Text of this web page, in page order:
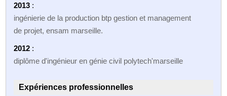
2013 :
ingénierie de la production btp gestion et management
de projet, ensam marseille.
2012 :
diplôme d'ingénieur en génie civil polytech'marseille
Expériences professionnelles